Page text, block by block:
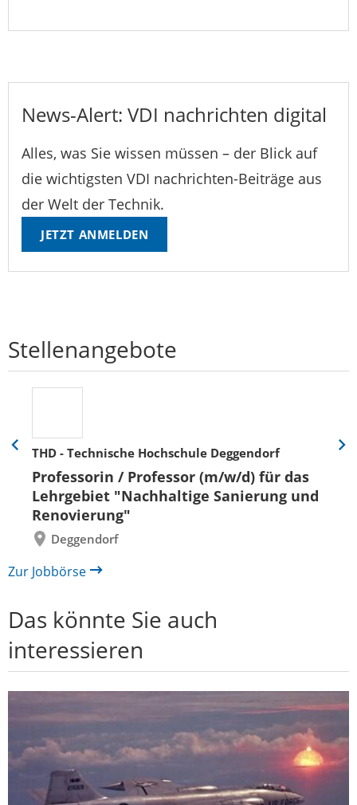
News-Alert: VDI nachrichten digital
Alles, was Sie wissen müssen – der Blick auf
die wichtigsten VDI nachrichten-Beiträge aus
der Welt der Technik.
JETZT ANMELDEN
Stellenangebote
THD - Technische Hochschule Deggendorf
Professorin / Professor (m/w/d) für das
Lehrgebiet "Nachhaltige Sanierung und
Renovierung"
Deggendorf
Eine
zurück
Eine
Zur Jobbörse
Das könnte Sie auch
interessieren